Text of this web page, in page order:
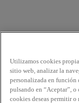
Utilizamos cookies
sitio web, analizar la
personalizada en función
pulsando en “Aceptar”,
cookies deseas permitir o